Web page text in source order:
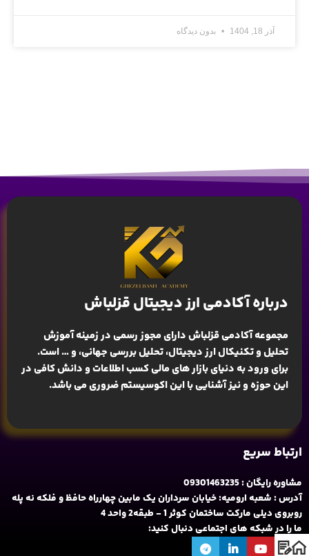
آذر 18, 1404 بدون دیدگاه
درباره آکادمی ارز دیجیتال قزلباش
مجموعه آکادمی قزلباش دارای مجوز رسمی در زمینهآموزش
تحلیل و تکنیکال ارز دیجیتال، تحلیل بررسی جهانی، و … است.
برای ورود به دنیای بازار های مالی کسب اطلاعات و دانش کافی در
این حوزه و نیز آشنایی با این اکوسیستم ضروری می باشد.
ارتباط سریع
مشاوره رایگان : 09301463235
آدرس : شعبه ارومیه: خیابان سرداران یک مابین چهارراه حافظ و فلکه نه پله
روبروی دیلی مارکت ساختمان کوثر 1 - طبقه2 واحد 4
ما را در شبکه های اجتماعی دنبال کنید: